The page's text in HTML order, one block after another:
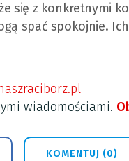
się z konkretnymi
spać spokojnie.
wiadomościami.
KOMENTUJ (0)